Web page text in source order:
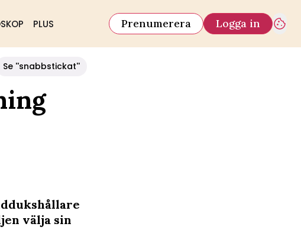
PLUS Prenumerera Logga in
Se ''snabbstickat''
välja sin